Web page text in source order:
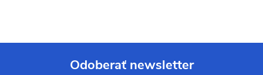
Odoberať newsletter